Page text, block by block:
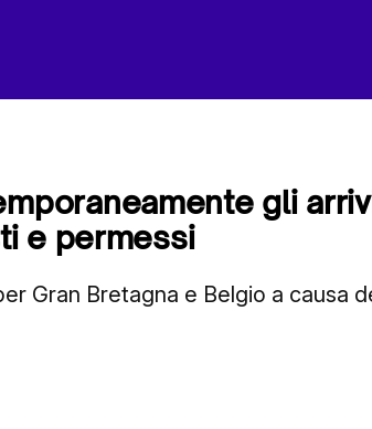
gli
e permessi
Gran Bretagna e Belgio a causa